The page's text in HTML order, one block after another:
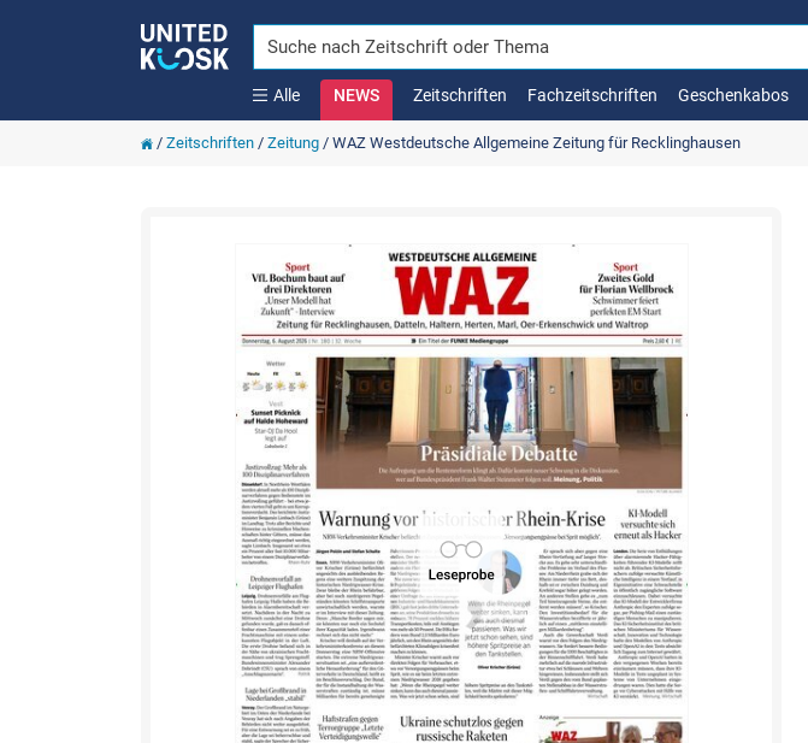
Alle NEWS Zeitschriften Fachzeitschriften Geschenkabos
/ Zeitschriften/ Zeitung/ WAZ Westdeutsche Allgemeine Zeitung für Recklinghausen